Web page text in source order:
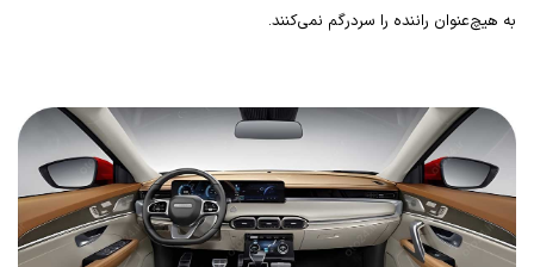
به هیچ‌عنوان راننده را سردرگم نمی‌کنند.